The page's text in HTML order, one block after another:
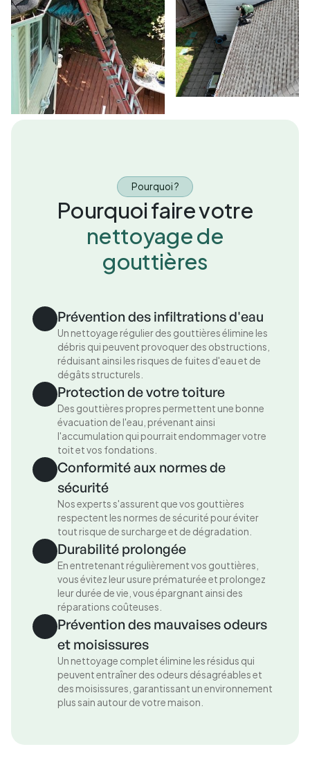
Pourquoi ?
Pourquoi faire votre
nettoyage de
gouttières
Prévention des infiltrations d'eau
Un nettoyage régulier des gouttières élimine les
débris qui peuvent provoquer des obstructions,
réduisant ainsi les risques de fuites d'eau et de
dégâts structurels.
Protection de votre toiture
Des gouttières propres permettent une bonne
évacuation de l'eau, prévenant ainsi
l'accumulation qui pourrait endommager votre
toit et vos fondations.
Conformité aux normes de
sécurité
Nos experts s'assurent que vos gouttières
respectent les normes de sécurité pour éviter
tout risque de surcharge et de dégradation.
Durabilité prolongée
En entretenant régulièrement vos gouttières,
vous évitez leur usure prématurée et prolongez
leur durée de vie, vous épargnant ainsi des
réparations coûteuses.
Prévention des mauvaises odeurs
et moisissures
Un nettoyage complet élimine les résidus qui
peuvent entraîner des odeurs désagréables et
des moisissures, garantissant un environnement
plus sain autour de votre maison.